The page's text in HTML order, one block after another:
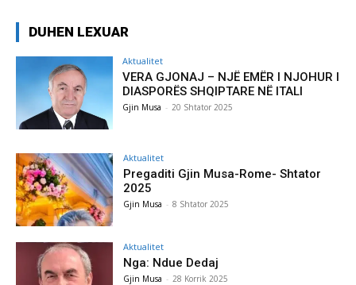
DUHEN LEXUAR
Aktualitet
VERA GJONAJ – NJË EMËR I NJOHUR I
DIASPORËS SHQIPTARE NË ITALI
Gjin Musa - 20 Shtator 2025
Aktualitet
Pregaditi Gjin Musa-Rome- Shtator
2025
Gjin Musa - 8 Shtator 2025
Aktualitet
Nga: Ndue Dedaj
Gjin Musa - 28 Korrik 2025